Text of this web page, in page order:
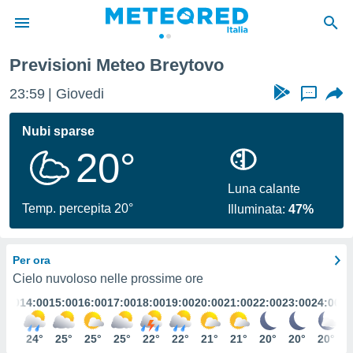
di
per
le
di
le
Previsioni Meteo Breytovo
23:59 Giovedi ...
Nubi sparse
20°
Temp. percepita 20°
Luna calante
Illuminata:47%
Per ora
Cielo nuvoloso nelle prossime ore
14:00
24°
15:00
25°
16:00
25°
17:00
25°
18:00
22°
19:00
22°
20:00
21°
21:00
21°
22:00
20°
23:00
20°
24:00
20°